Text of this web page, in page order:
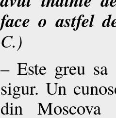
face o astfel
C.)
– Este greu
sigur. Un
din Moscova